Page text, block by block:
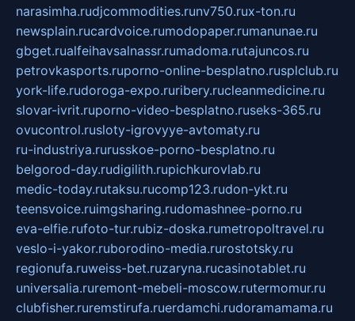
narasimha.rudjcommodities.runv750.rux-ton.ru
newsplain.rucardvoice.rumodopaper.rumanunae.ru
gbget.rualfeihavsalnassr.rumadoma.rutajuncos.ru
petrovkasports.ruporno-online-besplatno.rusplclub.ru
york-life.rudoroga-expo.ruribery.rucleanmedicine.ru
slovar-ivrit.ruporno-video-besplatno.ruseks-365.ru
ovucontrol.rusloty-igrovyye-avtomaty.ru
ru-industriya.rurusskoe-porno-besplatno.ru
belgorod-day.rudigilith.rupichkurovlab.ru
medic-today.rutaksu.rucomp123.rudon-ykt.ru
teensvoice.ruimgsharing.rudomashnee-porno.ru
eva-elfie.rufoto-tur.rubiz-doska.rumetropoltravel.ru
veslo-i-yakor.ruborodino-media.rurostotsky.ru
regionufa.ruweiss-bet.ruzaryna.rucasinotablet.ru
universalia.ruremont-mebeli-moscow.rutermomur.ru
clubfisher.ruremstirufa.ruerdamchi.rudoramamama.ru